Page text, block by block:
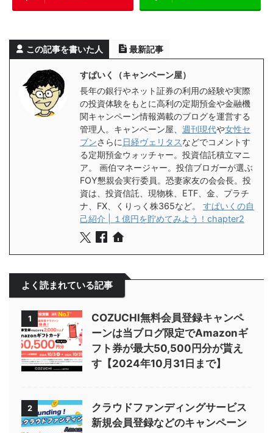
この記事を書いた人 最新記事
すぱいく（キャンペーン屋）
長年の銀行やネット証券の利用の経験や実際
の投資体験をもとに高利の定期預金や金融機
関キャンペーン情報満載のブログを運営する
管理人。キャンペーン屋、 週刊現代や女性セ
ブンさらに 日経ヴェリタスなどでコメントす
る定期預金ウォッチャー。投資信託積立マニ
ア。 画伯マネージャー。投信ブロガーが選ぶ
FOY懇親会実行委員。恐妻家友の会会長。投
資は、投資信託、現物株、ETF、金、プラチ
ナ、FX、くりっく株365など。 すぱいくの自
己紹介 | １億円を貯めてみよう！chapter2
よく読まれている記事
1
COZUCHI無料会員登録キャンペ
ーンは当ブログ限定でAmazonギ
フト券が最大50,500円分が貰え
す【2024年10月31日まで】
2
クラウドファンディングサービス
新規会員登録などのキャンペーン